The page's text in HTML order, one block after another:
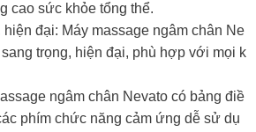
cao sức khỏe tổng thể.
đại: Máy massage ngâm chân Ne
trọng, hiện đại, phù hợp với mọi k
ngâm chân Nevato có bảng điề
phím chức năng cảm ứng dễ sử dụ